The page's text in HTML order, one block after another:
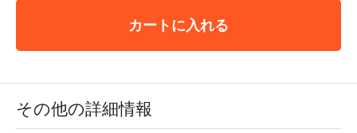
カートに入れる
その他の詳細情報